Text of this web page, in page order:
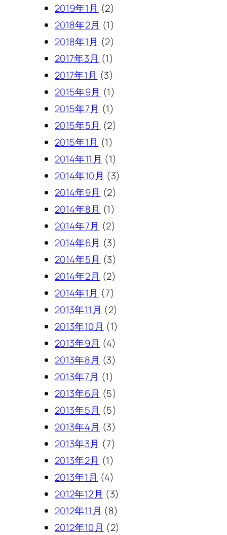
2019年1月 (2)
2018年2月 (1)
2018年1月 (2)
2017年3月 (1)
2017年1月 (3)
2015年9月 (1)
2015年7月 (1)
2015年5月 (2)
2015年1月 (1)
2014年11月 (1)
2014年10月 (3)
2014年9月 (2)
2014年8月 (1)
2014年7月 (2)
2014年6月 (3)
2014年5月 (3)
2014年2月 (2)
2014年1月 (7)
2013年11月 (2)
2013年10月 (1)
2013年9月 (4)
2013年8月 (3)
2013年7月 (1)
2013年6月 (5)
2013年5月 (5)
2013年4月 (3)
2013年3月 (7)
2013年2月 (1)
2013年1月 (4)
2012年12月 (3)
2012年11月 (8)
2012年10月 (2)